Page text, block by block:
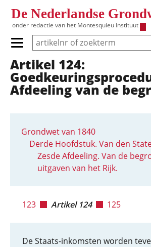
De Nederlandse
onder redactie van het Montesquieu Instituut
Primair menu tonen/verbergen
Hoofdnavigatie
Artikel 124:
Afdeeling van de
Grondwet van 1840
Derde Hoofdstuk. Van den
Zesde Afdeeling. Van de
uitgaven van het Rijk.
123 Artikel 124 125
De Staats-inkomsten worden